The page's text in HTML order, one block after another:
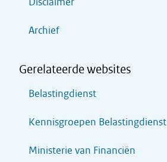
Archief
Gerelateerde websites
Belastingdienst
Kennisgroepen Belastingdienst
Ministerie van Financiën